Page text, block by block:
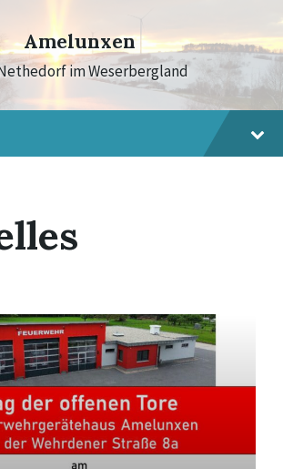
Amelunxen
im Weserbergland